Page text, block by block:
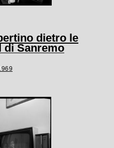
dietro le
di Sanremo